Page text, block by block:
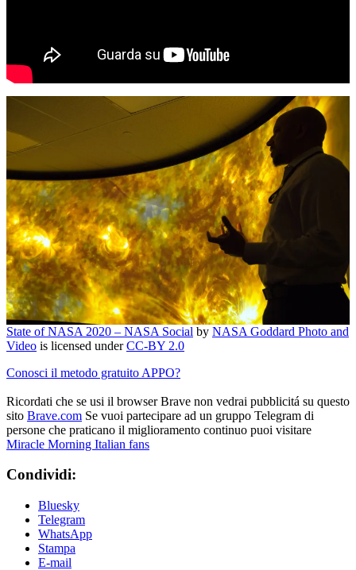
State of NASA 2020 – NASA Social by NASA Goddard Photo and
Video is licensed underCC-BY 2.0
Conosci il metodo gratuito APPO?
Ricordati che se usi il browser Brave non vedrai pubblicitá su questo
sito Brave.com Se vuoi partecipare ad un gruppo Telegram di
persone che praticano il miglioramento continuo puoi visitare
Miracle Morning Italian fans
Condividi:
Bluesky
Telegram
WhatsApp
Stampa
E-mail